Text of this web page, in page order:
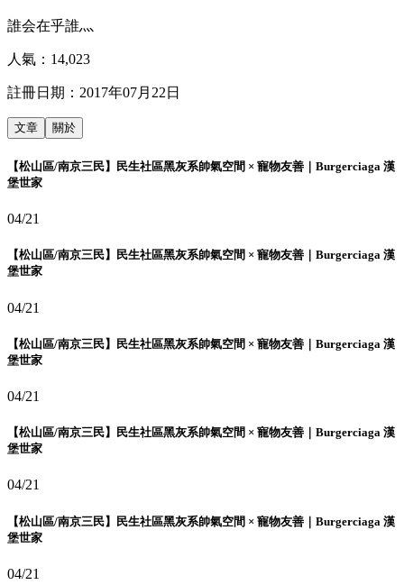
誰会在乎誰灬
人氣： 14,023
註冊日期： 2017年07月22日
文章 關於
【松山區/南京三民】民生社區黑灰系帥氣空間 × 寵物友善｜Burgerciaga 漢
堡世家
04/21
【松山區/南京三民】民生社區黑灰系帥氣空間 × 寵物友善｜Burgerciaga 漢
堡世家
04/21
【松山區/南京三民】民生社區黑灰系帥氣空間 × 寵物友善｜Burgerciaga 漢
堡世家
04/21
【松山區/南京三民】民生社區黑灰系帥氣空間 × 寵物友善｜Burgerciaga 漢
堡世家
04/21
【松山區/南京三民】民生社區黑灰系帥氣空間 × 寵物友善｜Burgerciaga 漢
堡世家
04/21